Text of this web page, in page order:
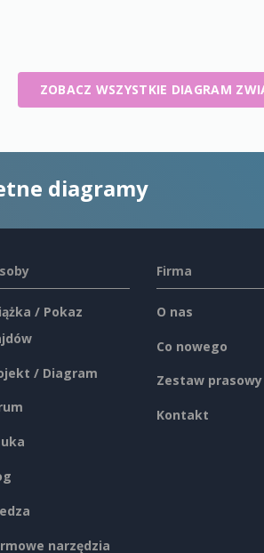
ZOBACZ WSZYSTKIE DIAGRAM
diagramy
/ Pokaz
/ Diagram
narzędzia
Firma
O nas
Co nowego
Zestaw prasowy
Kontakt